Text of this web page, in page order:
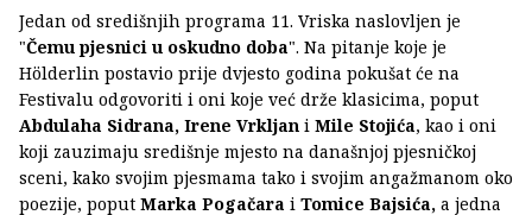
Jedan od središnjih programa 11. Vriska naslovljen je
"Čemu pjesnici u oskudno doba". Na pitanje koje je
Hölderlin postavio prije dvjesto godina pokušat će na
Festivalu odgovoriti i oni koje već drže klasicima, poput
Abdulaha Sidrana, Irene Vrkljan i Mile Stojića, kao i oni
koji zauzimaju središnje mjesto na današnjoj pjesničkoj
sceni, kako svojim pjesmama tako i svojim angažmanom oko
poezije, poput Marka Pogačara i Tomice Bajsića, a jedna